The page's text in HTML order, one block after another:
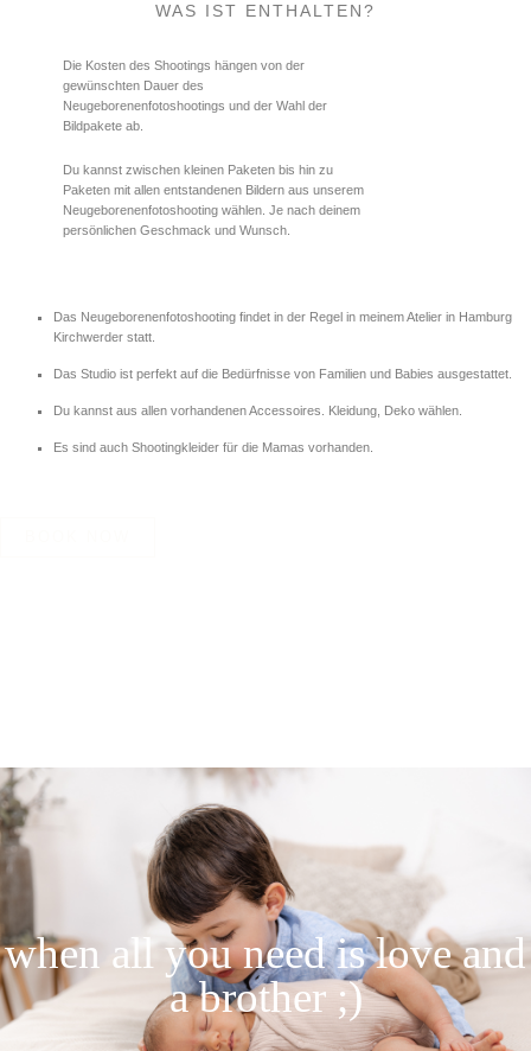
WAS IST ENTHALTEN?
Die Kosten des Shootings hängen von der
gewünschten Dauer des
Neugeborenenfotoshootings und der Wahl der
Bildpakete ab.
Du kannst zwischen kleinen Paketen bis hin zu
Paketen mit allen entstandenen Bildern aus unserem
Neugeborenenfotoshooting wählen. Je nach deinem
persönlichen Geschmack und Wunsch.
Das Neugeborenenfotoshooting findet in der Regel in meinem Atelier in Hamburg
Kirchwerder statt.
Das Studio ist perfekt auf die Bedürfnisse von Familien und Babies ausgestattet.
Du kannst aus allen vorhandenen Accessoires. Kleidung, Deko wählen.
Es sind auch Shootingkleider für die Mamas vorhanden.
when all you need is love and
a brother ;)